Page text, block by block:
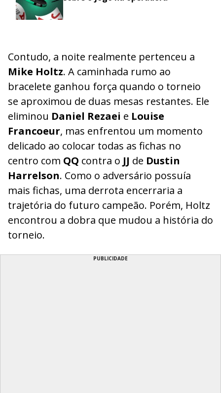
Contudo, a noite realmente pertenceu a
Mike Holtz. A caminhada rumo ao
bracelete ganhou força quando o torneio
se aproximou de duas mesas restantes. Ele
eliminou Daniel Rezaei e Louise
Francoeur, mas enfrentou um momento
delicado ao colocar todas as fichas no
centro com QQ contra o JJ de Dustin
Harrelson. Como o adversário possuía
mais fichas, uma derrota encerraria a
trajetória do futuro campeão. Porém, Holtz
encontrou a dobra que mudou a história do
torneio.
PUBLICIDADE